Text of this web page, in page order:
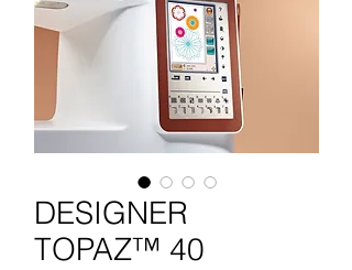
DESIGNER
TOPAZ™ 40